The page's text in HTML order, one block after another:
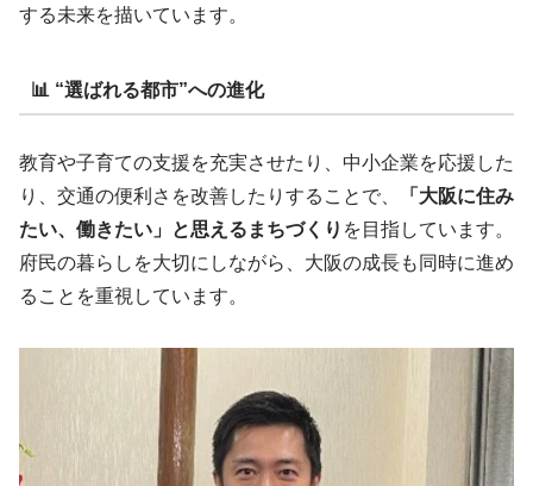
する未来を描いています。
📊 “選ばれる都市”への進化
教育や子育ての支援を充実させたり、中小企業を応援した
り、交通の便利さを改善したりすることで、
「大阪に住み
たい、働きたい」と思えるまちづくり を目指しています。
府民の暮らしを大切にしながら、大阪の成長も同時に進め
ることを重視しています。